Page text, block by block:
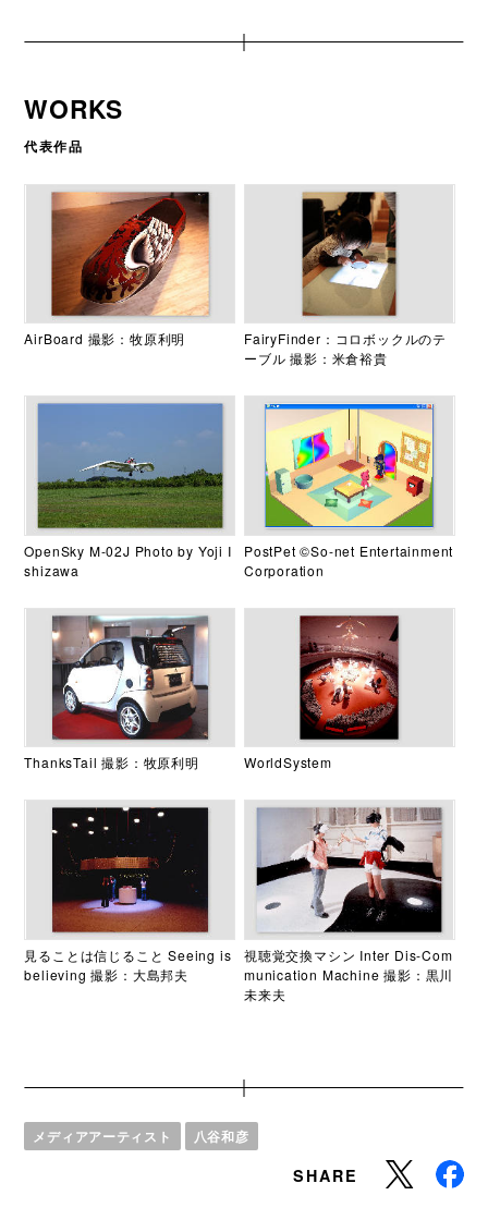
WORKS
代表作品
AirBoard 撮影：牧原利明
FairyFinder：コロボックルのテ
ーブル 撮影：米倉裕貴
OpenSky M-02J Photo by Yoji I
shizawa
PostPet ©So-net Entertainment
Corporation
ThanksTail 撮影：牧原利明 WorldSystem
見ることは信じること Seeing is
believing 撮影：大島邦夫
視聴覚交換マシン Inter Dis-Com
munication Machine 撮影：黒川
未来夫
メディアアーティスト 八谷和彦
SHARE